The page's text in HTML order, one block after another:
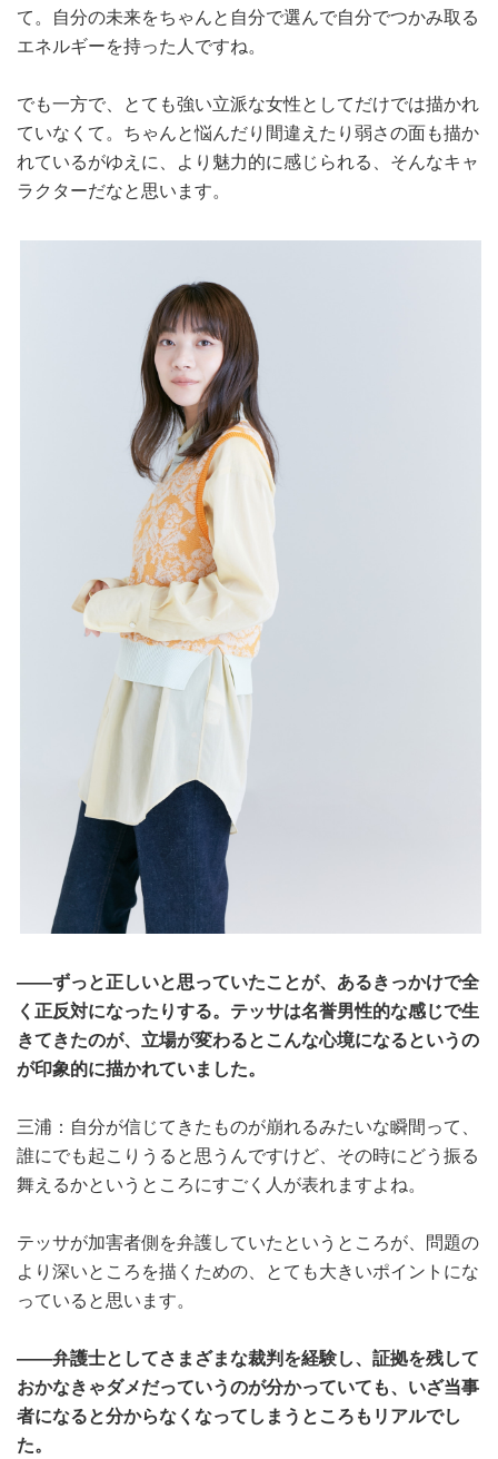
て。自分の未来をちゃんと自分で選んで自分でつかみ取る
エネルギーを持った人ですね。
でも一方で、とても強い立派な女性としてだけでは描かれ
ていなくて。ちゃんと悩んだり間違えたり弱さの面も描か
れているがゆえに、より魅力的に感じられる、そんなキャ
ラクターだなと思います。
――ずっと正しいと思っていたことが、あるきっかけで全
く正反対になったりする。テッサは名誉男性的な感じで生
きてきたのが、立場が変わるとこんな心境になるというの
が印象的に描かれていました。
三浦：自分が信じてきたものが崩れるみたいな瞬間って、
誰にでも起こりうると思うんですけど、その時にどう振る
舞えるかというところにすごく人が表れますよね。
テッサが加害者側を弁護していたというところが、問題の
より深いところを描くための、とても大きいポイントにな
っていると思います。
――弁護士としてさまざまな裁判を経験し、証拠を残して
おかなきゃダメだっていうのが分かっていても、いざ当事
者になると分からなくなってしまうところもリアルでし
た。